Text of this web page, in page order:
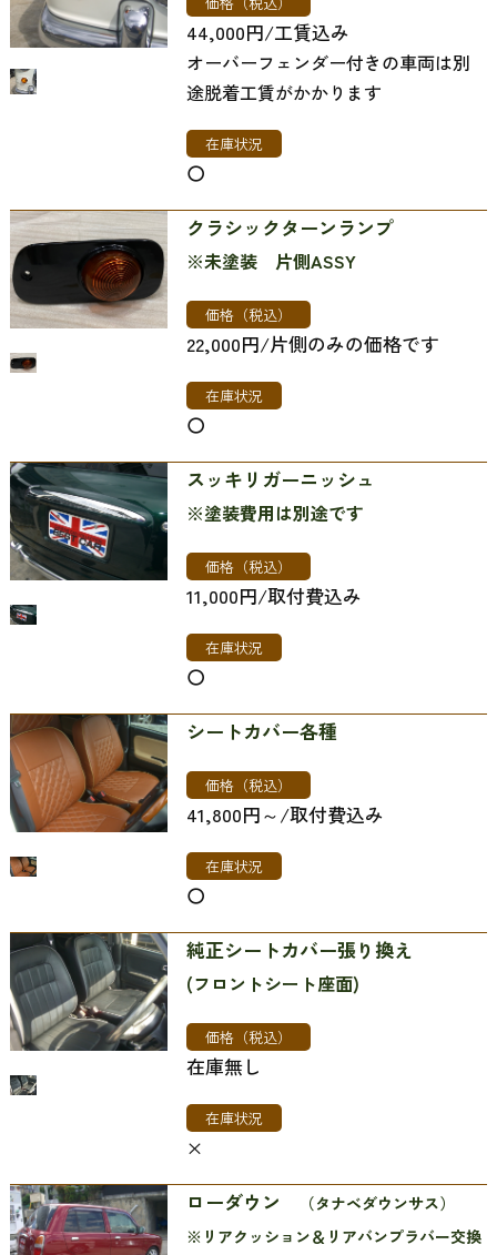
44,000円/工賃込み
オーバーフェンダー付きの車両は別
途脱着工賃がかかります
在庫状況
〇
クラシックターンランプ
※未塗装 片側ASSY
価格（税込）
22,000円/片側のみの価格です
在庫状況
〇
スッキリガーニッシュ
※塗装費用は別途です
価格（税込）
11,000円/取付費込み
在庫状況
〇
シートカバー各種
価格（税込）
41,800円～/取付費込み
在庫状況
〇
純正シートカバー張り換え
(フロントシート座面)
価格（税込）
在庫無し
在庫状況
×
ローダウン
（タナベダウンサス）
※リアクッション＆リアバンプラバー交換